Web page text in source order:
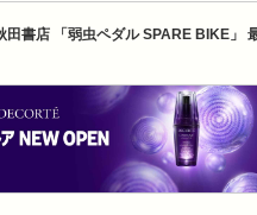
田書店 「弱虫ペダル SPARE BIKE」